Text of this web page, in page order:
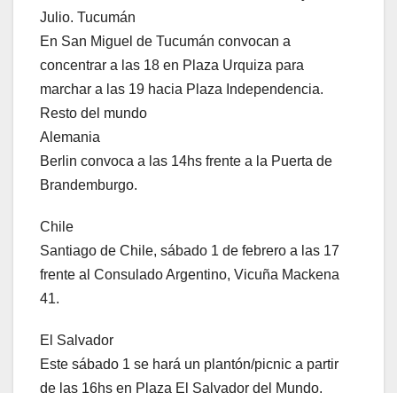
Julio. Tucumán
En San Miguel de Tucumán convocan a
concentrar a las 18 en Plaza Urquiza para
marchar a las 19 hacia Plaza Independencia.
Resto del mundo
Alemania
Berlin convoca a las 14hs frente a la Puerta de
Brandemburgo.
Chile
Santiago de Chile, sábado 1 de febrero a las 17
frente al Consulado Argentino, Vicuña Mackena
41.
El Salvador
Este sábado 1 se hará un plantón/picnic a partir
de las 16hs en Plaza El Salvador del Mundo.